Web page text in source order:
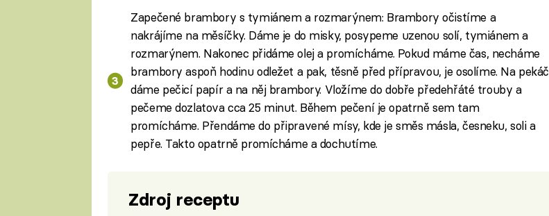
Zapečené brambory s tymiánem a rozmarýnem: Brambory očistíme a
nakrájíme na měsíčky. Dáme je do misky, posypeme uzenou solí, tymiánem a
rozmarýnem. Nakonec přidáme olej a promícháme. Pokud máme čas, necháme
brambory aspoň hodinu odležet a pak, těsně před přípravou, je osolíme. Na pekáč
dáme pečicí papír a na něj brambory. Vložíme do dobře předehřáté trouby a
pečeme dozlatova cca 25 minut. Během pečení je opatrně sem tam
promícháme. Přendáme do připravené mísy, kde je směs másla, česneku, soli a
pepře. Takto opatrně promícháme a dochutíme.
Zdroj receptu